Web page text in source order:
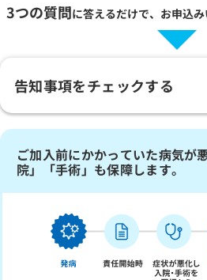
3つの質問に答えるだけで、お申込
告知事項をチェックする
ご加入前にかかっていた病気が
院」「手術」も保障します。